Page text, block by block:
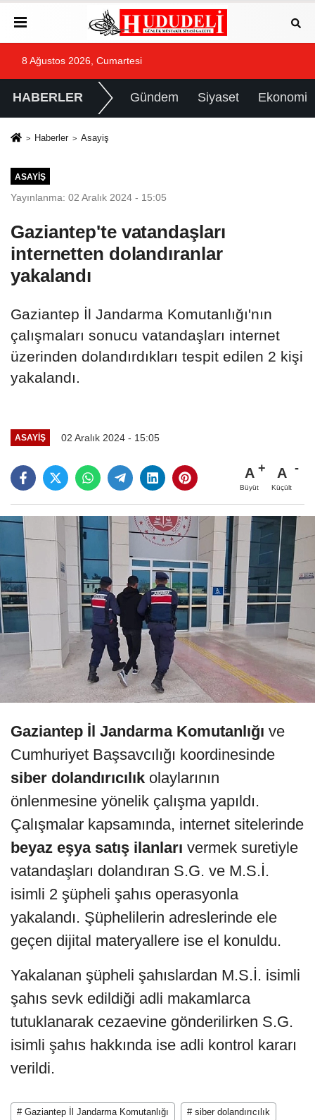
8 Ağustos 2026, Cumartesi
HABERLER Gündem Siyaset Ekonomi
Haberler Asayiş
ASAYIŞ
Yayınlanma: 02 Aralık 2024 - 15:05
Gaziantep'te vatandaşları
internetten dolandıranlar
yakalandı
Gaziantep İl Jandarma Komutanlığı'nın
çalışmaları sonucu vatandaşları internet
üzerinden dolandırdıkları tespit edilen 2 kişi
yakalandı.
ASAYIŞ 02 Aralık 2024 - 15:05
A
Büyüt
A
Küçült
Gaziantep İl Jandarma Komutanlığı ve
Cumhuriyet Başsavcılığı koordinesinde
siber dolandırıcılık olaylarının
önlenmesine yönelik çalışma yapıldı.
Çalışmalar kapsamında, internet sitelerinde
beyaz eşya satış ilanları vermek suretiyle
vatandaşları dolandıran S.G. ve M.S.İ.
isimli 2 şüpheli şahıs operasyonla
yakalandı. Şüphelilerin adreslerinde ele
geçen dijital materyallere ise el konuldu.
Yakalanan şüpheli şahıslardan M.S.İ. isimli
şahıs sevk edildiği adli makamlarca
tutuklanarak cezaevine gönderilirken S.G.
isimli şahıs hakkında ise adli kontrol kararı
verildi.
# Gaziantep İl Jandarma Komutanlığı # siber dolandırıcılık